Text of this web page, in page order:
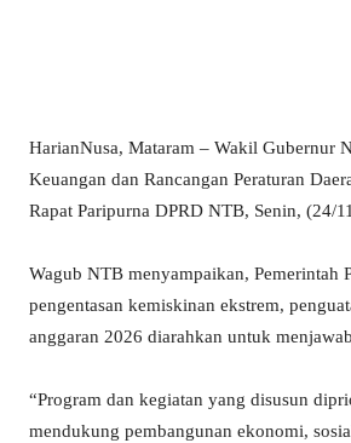
HarianNusa, Mataram – Wakil Gubernur
Keuangan dan Rancangan Peraturan
Rapat Paripurna DPRD NTB, Senin, (24/
Wagub NTB menyampaikan,
pengentasan kemiskinan ekstrem,
anggaran 2026 diarahkan untuk
“Program dan kegiatan yang disusun
mendukung pembangunan ekonomi,